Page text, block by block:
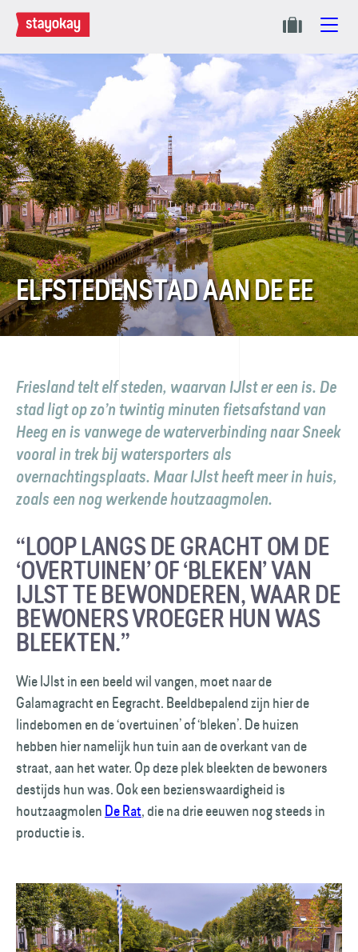
ELFSTEDENSTAD AAN DE EE
Friesland telt elf steden, waarvan IJlst er een is. De
stad ligt op zo’n twintig minuten fietsafstand van
Heeg en is vanwege de waterverbinding naar Sneek
vooral in trek bij watersporters als
overnachtingsplaats. Maar IJlst heeft meer in huis,
zoals een nog werkende houtzaagmolen.
“LOOP LANGS DE GRACHT OM DE
‘OVERTUINEN’ OF ‘BLEKEN’ VAN
IJLST TE BEWONDEREN, WAAR DE
BEWONERS VROEGER HUN WAS
BLEEKTEN.”
Wie IJlst in een beeld wil vangen, moet naar de
Galamagracht en Eegracht. Beeldbepalend zijn hier de
lindebomen en de ‘overtuinen’ of ‘bleken’. De huizen
hebben hier namelijk hun tuin aan de overkant van de
straat, aan het water. Op deze plek bleekten de bewoners
destijds hun was. Ook een bezienswaardigheid is
houtzaagmolen De Rat, die na drie eeuwen nog steeds in
productie is.